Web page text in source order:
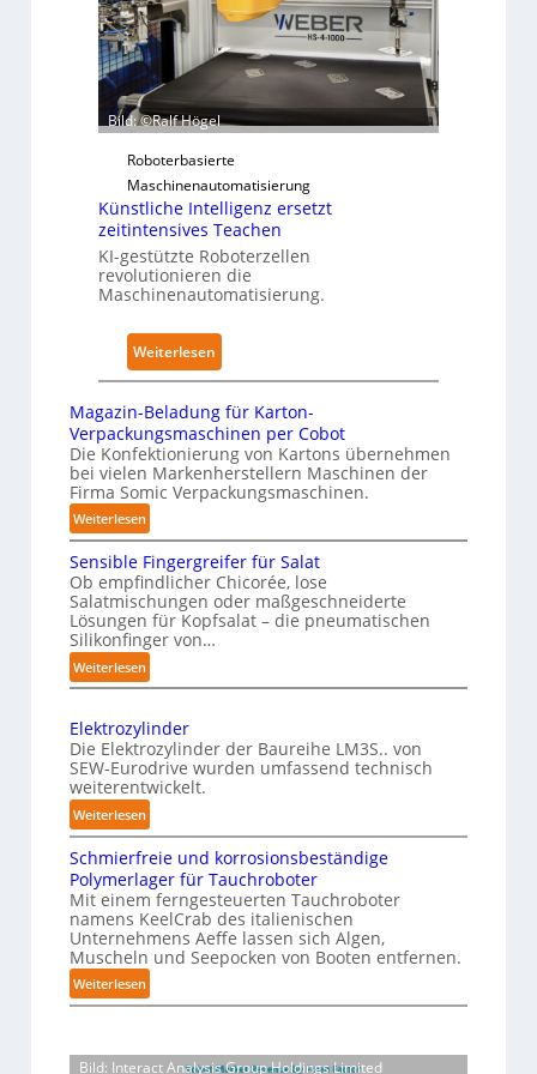
f
ü
r
P
h
s
i
c
a
l
A
d
i
K
r
k
e
n
h
a
e
r
z
d
e
n
A
u
s
w
i
r
k
n
g
e
n
v
P
h
y
s
c
A
u
f
d
i
e
F
r
i
Bild: ©Ralf Högel
Roboterbasierte
Maschinenautomatisierung
Künstliche Intelligenz ersetzt
zeitintensives Teachen
KI-gestützte Roboterzellen
revolutionieren die
Maschinenautomatisierung.
Weiterlesen
K
n
s
t
l
c
h
e
I
l
i
n
z
e
r
s
t
t
Magazin-Beladung für Karton-
Verpackungsmaschinen per Cobot
Die Konfektionierung von Kartons übernehmen
bei vielen Markenherstellern Maschinen der
Firma Somic Verpackungsmaschinen.
Weiterlesen:
M
a
g
a
z
i
n
B
e
l
a
d
u
n
g
f
ü
r
K
a
o
Sensible Fingergreifer für Salat
Ob empfindlicher Chicorée, lose
Salatmischungen oder maßgeschneiderte
Lösungen für Kopfsalat – die pneumatischen
Silikonfinger von…
Weiterlesen:
S
n
s
i
b
l
F
i
n
g
e
r
g
e
Elektrozylinder
Die Elektrozylinder der Baureihe LM3S.. von
SEW-Eurodrive wurden umfassend technisch
weiterentwickelt.
Weiterlesen:
E
l
e
k
t
r
o
z
i
Schmierfreie und korrosionsbeständige
Polymerlager für Tauchroboter
Mit einem ferngesteuerten Tauchroboter
namens KeelCrab des italienischen
Unternehmens Aeffe lassen sich Algen,
Muscheln und Seepocken von Booten entfernen.
Weiterlesen:
S
h
Bild: Interact Analysis Group Holdings Limited